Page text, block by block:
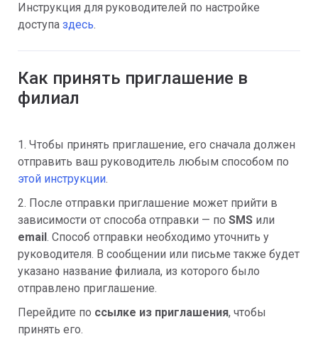
Инструкция для руководителей по настройке
доступа здесь.
Как принять приглашение в
филиал
1. Чтобы принять приглашение, его сначала должен
отправить ваш руководитель любым способом по
этой инструкции.
2. После отправки приглашение может прийти в
зависимости от способа отправки — по SMS или
email. Способ отправки необходимо уточнить у
руководителя. В сообщении или письме также будет
указано название филиала, из которого было
отправлено приглашение.
Перейдите по ссылке из приглашения, чтобы
принять его.